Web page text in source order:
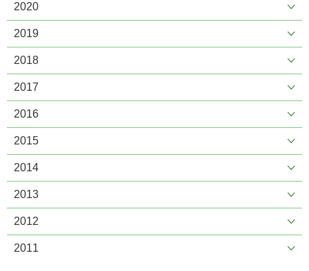
2020
2019
2018
2017
2016
2015
2014
2013
2012
2011